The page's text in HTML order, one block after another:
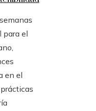
para el
en el